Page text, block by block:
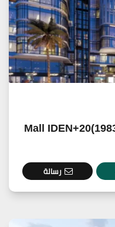
مول ايدن العاصمة الادارية (19839)20+Mall IDEN
رسالة